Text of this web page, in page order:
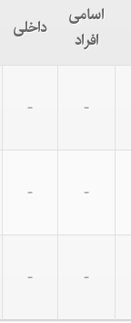
اسامی
افراد
داخلی
-
-
-
-
-
-